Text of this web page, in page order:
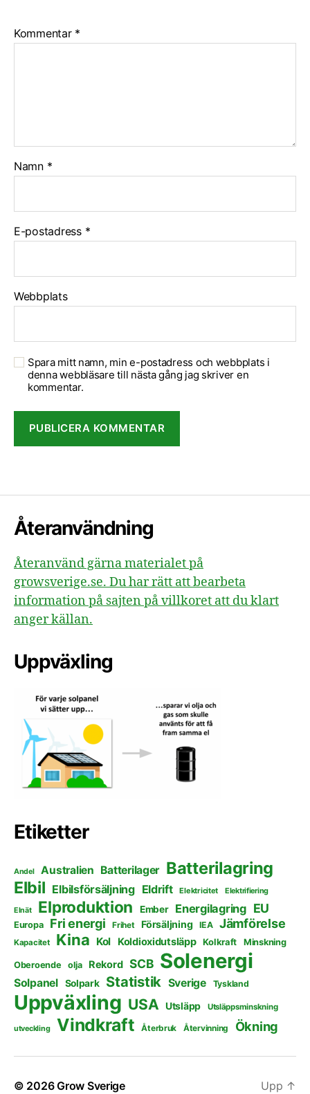
Kommentar *
Namn *
E-postadress *
Webbplats
Spara mitt namn, min e-postadress och webbplats i
denna webbläsare till nästa gång jag skriver en
kommentar.
Återanvändning
Återanvänd gärna materialet på
growsverige.se. Du har rätt att bearbeta
information på sajten på villkoret att du klart
anger källan.
Uppväxling
Etiketter
Andel Australien Batterilager Batterilagring
Elbil Elbilsförsäljning Eldrift Elektricitet Elektrifiering
Elnät Elproduktion Ember Energilagring EU
Europa Fri energi Frihet Försäljning IEA Jämförelse
Kapacitet Kina Kol Koldioxidutsläpp Kolkraft Minskning
Oberoende olja Rekord SCB Solenergi
Solpanel Solpark Statistik Sverige Tyskland
Uppväxling USA Utsläpp Utsläppsminskning
utveckling Vindkraft Återbruk Återvinning Ökning
© 2026Grow Sverige Upp ↑